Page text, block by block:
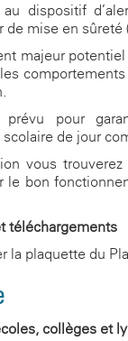
dispositif
de mise en sûreté
majeur
pour
de jour
vous
le bon
téléchargements
la plaquette du
collèges et